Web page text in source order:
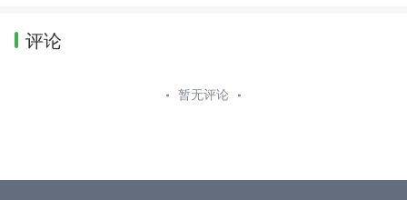
评论
暂无评论